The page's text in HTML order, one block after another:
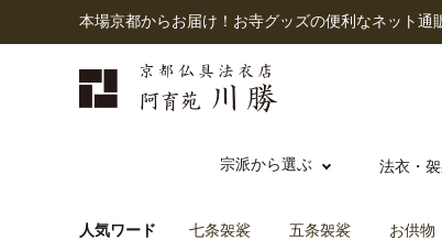
本場京都からお届け！お寺グッズの便利なネット通
宗派から選ぶ
本願寺派（西）
法衣・
人気ワード 七条袈裟 五条袈裟 お供物